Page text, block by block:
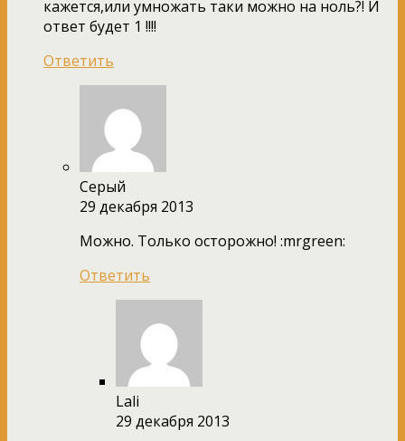
кажется,или умножать таки можно на ноль?! И
ответ будет 1 !!!!
Ответить
Серый
29 декабря 2013
Можно. Только осторожно! :mrgreen:
Ответить
Lali
29 декабря 2013